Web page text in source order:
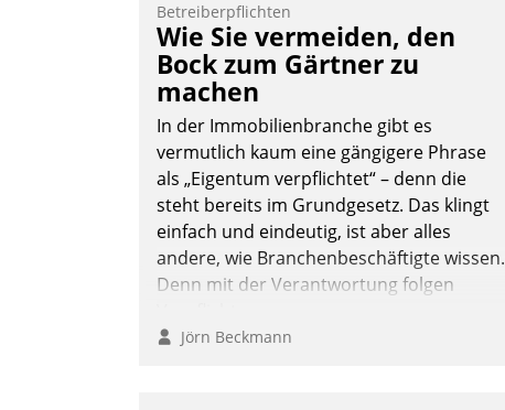
Betreiberpflichten
Wie Sie vermeiden, den
Bock zum Gärtner zu
machen
In der Immobilienbranche gibt es
vermutlich kaum eine gängigere Phrase
als „Eigentum verpflichtet“ – denn die
steht bereits im Grundgesetz. Das klingt
einfach und eindeutig, ist aber alles
andere, wie Branchenbeschäftigte wissen.
Denn mit der Verantwortung folgen
Jörn Beckmann